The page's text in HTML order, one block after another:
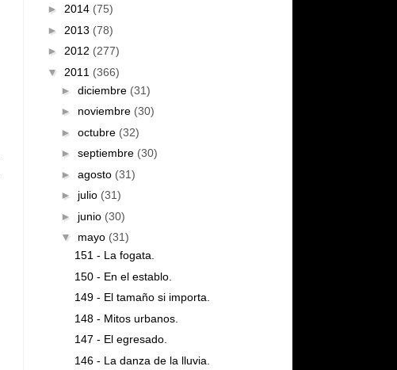
► 2014 (75)
► 2013 (78)
► 2012 (277)
▼ 2011 (366)
► diciembre (31)
► noviembre (30)
► octubre (32)
► septiembre (30)
► agosto (31)
► julio (31)
► junio (30)
▼ mayo (31)
151 - La fogata.
150 - En el establo.
149 - El tamaño si importa.
148 - Mitos urbanos.
147 - El egresado.
146 - La danza de la lluvia.